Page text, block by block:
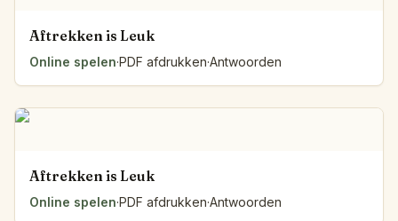
Aftrekken is Leuk
Online spelen·PDF afdrukken·Antwoorden
Aftrekken is Leuk
Online spelen·PDF afdrukken·Antwoorden